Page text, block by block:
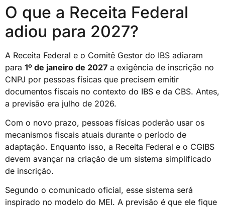
O que a Receita Federal
adiou para 2027?
A Receita Federal e o Comitê Gestor do IBS adiaram
para 1º de janeiro de 2027 a exigência de inscrição no
CNPJ por pessoas físicas que precisem emitir
documentos fiscais no contexto do IBS e da CBS. Antes,
a previsão era julho de 2026.
Com o novo prazo, pessoas físicas poderão usar os
mecanismos fiscais atuais durante o período de
adaptação. Enquanto isso, a Receita Federal e o CGIBS
devem avançar na criação de um sistema simplificado
de inscrição.
Segundo o comunicado oficial, esse sistema será
inspirado no modelo do MEI. A previsão é que ele fique